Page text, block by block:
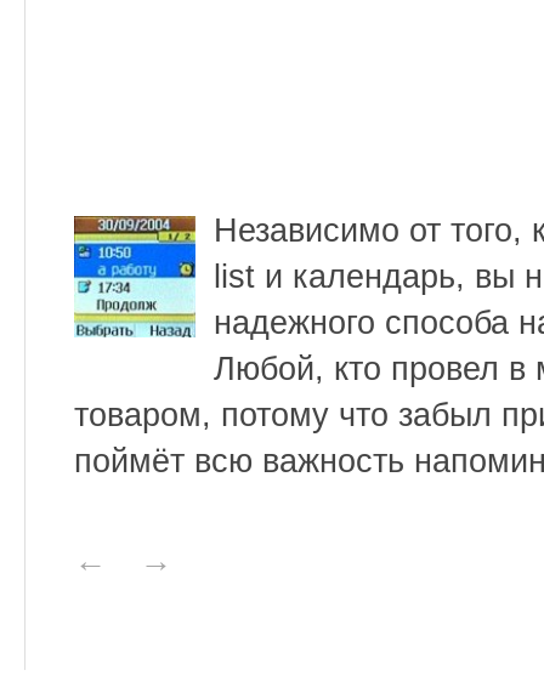
Независимо от того,
list и календарь, вы
надежного способа
Любой, кто провел в
товаром, потому что забыл
поймёт всю важность
← →